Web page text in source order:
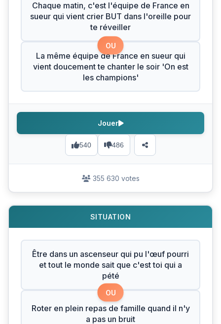
Chaque matin, c'est l'équipe de France en
sueur qui vient crier BUT dans l'oreille pour
te réveiller
OU
La même équipe de France en sueur qui
vient doucement te chanter le soir 'On est
les champions'
540 486
Jouer
355 630 votes
SITUATION
Être dans un ascenseur qui pu l'œuf pourri
et tout le monde sait que c'est toi qui a
pété
OU
Roter en plein repas de famille quand il n'y
a pas un bruit